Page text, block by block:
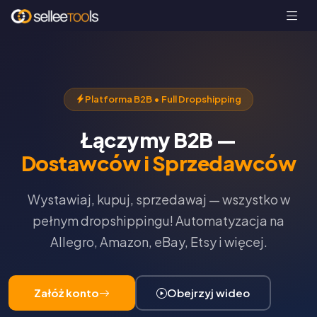
Platforma B2B • Full Dropshipping
Łączymy B2B —
Dostawców i Sprzedawców
Wystawiaj, kupuj, sprzedawaj — wszystko w
pełnym dropshippingu! Automatyzacja na
Allegro, Amazon, eBay, Etsy i więcej.
Załóż konto Obejrzyj wideo